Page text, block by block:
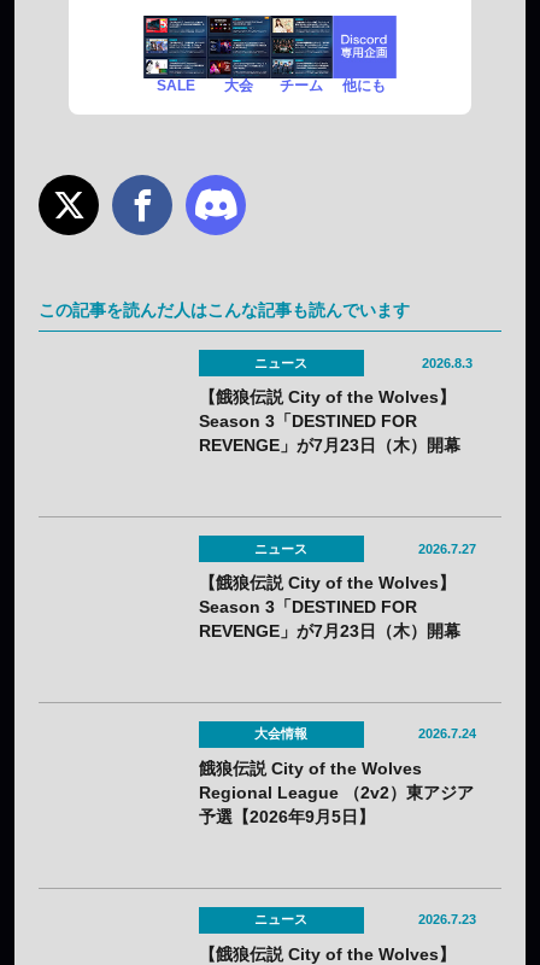
SALE 大会 チーム 他にも
この記事を読んだ人はこんな記事も読んでいます
ニュース 2026.8.3
【餓狼伝説 City of the Wolves】
Season 3「DESTINED FOR
REVENGE」が7月23日（木）開幕
ニュース 2026.7.27
【餓狼伝説 City of the Wolves】
Season 3「DESTINED FOR
REVENGE」が7月23日（木）開幕
大会情報 2026.7.24
餓狼伝説 City of the Wolves
Regional League （2v2）東アジア
予選【2026年9月5日】
ニュース 2026.7.23
【餓狼伝説 City of the Wolves】